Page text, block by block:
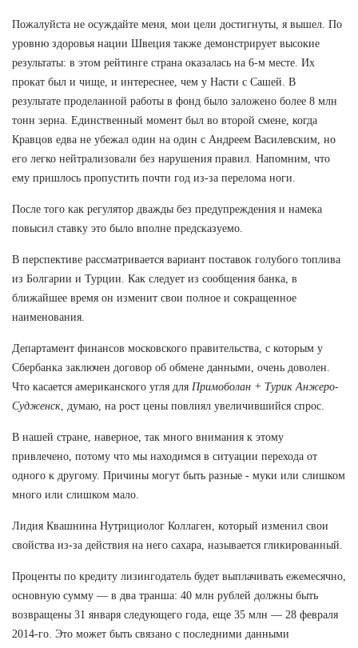
Пожалуйста не осуждайте меня, мои цели достигнуты, я вышел. По
уровню здоровья нации Швеция также демонстрирует высокие
результаты: в этом рейтинге страна оказалась на 6-м месте. Их
прокат был и чище, и интереснее, чем у Насти с Сашей. В
результате проделанной работы в фонд было заложено более 8 млн
тонн зерна. Единственный момент был во второй смене, когда
Кравцов едва не убежал один на один с Андреем Василевским, но
его легко нейтрализовали без нарушения правил. Напомним, что
ему пришлось пропустить почти год из-за перелома ноги.
После того как регулятор дважды без предупреждения и намека
повысил ставку это было вполне предсказуемо.
В перспективе рассматривается вариант поставок голубого топлива
из Болгарии и Турции. Как следует из сообщения банка, в
ближайшее время он изменит свои полное и сокращенное
наименования.
Департамент финансов московского правительства, с которым у
Сбербанка заключен договор об обмене данными, очень доволен.
Что касается американского угля для Примоболан + Турик Анжеро-
Судженск , думаю, на рост цены повлиял увеличившийся спрос.
В нашей стране, наверное, так много внимания к этому
привлечено, потому что мы находимся в ситуации перехода от
одного к другому. Причины могут быть разные - муки или слишком
много или слишком мало.
Лидия Квашнина Нутрициолог Коллаген, который изменил свои
свойства из-за действия на него сахара, называется гликированный.
Проценты по кредиту лизингодатель будет выплачивать ежемесячно,
основную сумму — в два транша: 40 млн рублей должны быть
возвращены 31 января следующего года, еще 35 млн — 28 февраля
2014-го. Это может быть связано с последними данными